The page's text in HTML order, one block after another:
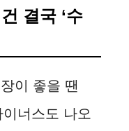
결국 ‘수
이 좋을 땐
너스도 나오